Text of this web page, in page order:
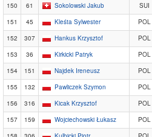
150
61 Sokolowski Jakub SUI
151
45 Kleśta Sylwester POL
152
307 Hankus Krzysztof POL
153
36 Kirkicki Patryk POL
154
151 Najdek Ireneusz POL
155
132 Pawliczek Szymon POL
156
316 Kicak Krzysztof POL
157
159 Wojciechowski Łukasz POL